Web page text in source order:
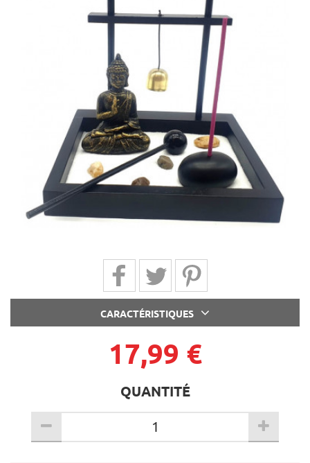
Partager sur Facebook
Partager sur Twitter
Partager sur Pinterest
CARACTÉRISTIQUES
17,99 €
QUANTITÉ